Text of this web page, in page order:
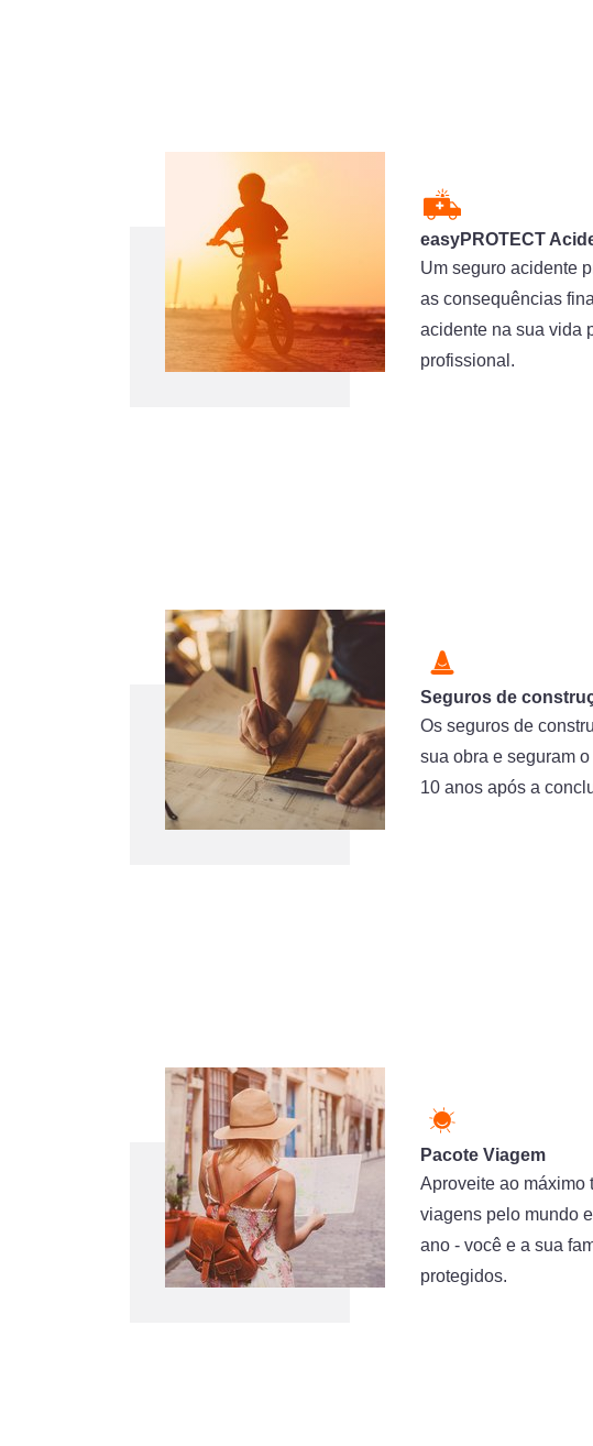
easyPROTECT
Um seguro acidente
as consequências
acidente na sua vida
profissional.
Seguros de
Os seguros de
sua obra e seguram
10 anos após a
Pacote Viagem
Aproveite ao máximo
viagens pelo mundo
ano - você e a sua
protegidos.